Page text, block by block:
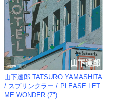
山下達郎 TATSURO YAMASHITA
/ スプリンクラー / PLEASE LET
ME WONDER (7")